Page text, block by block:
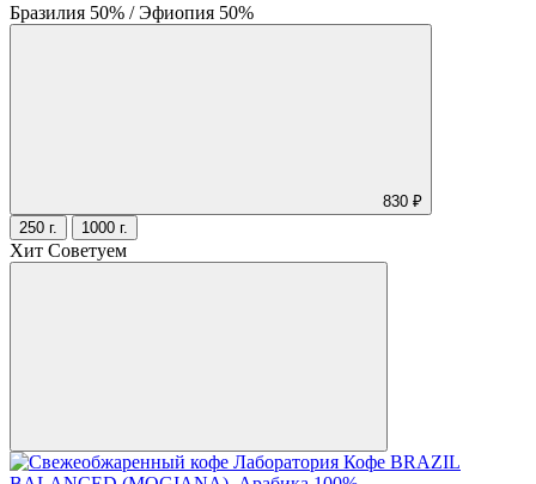
Бразилия 50% / Эфиопия 50%
830 ₽
250 г.
1000 г.
Хит Советуем